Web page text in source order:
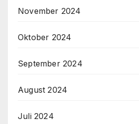
November 2024
Oktober 2024
September 2024
August 2024
Juli 2024